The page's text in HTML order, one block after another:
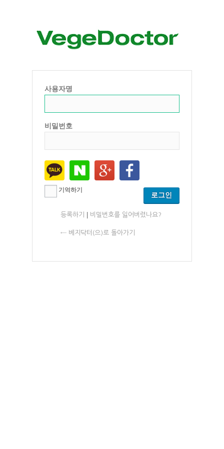
사용자명
비밀번호
기억하기
등록하기 비밀번호를 잃어버렸나요?
← 베지닥터(으)로 돌아가기